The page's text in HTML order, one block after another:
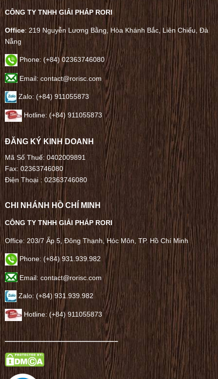
CÔNG TY TNHH GIẢI PHÁP RORI
Office: 219 Nguyễn Lương Bằng, Hòa Khánh Bắc, Liên Chiểu, Đà
Nẵng
Phone:(+84) 02363746080
Email: contact@rorisc.com
Zalo: (+84) 911055873
Hotline: (+84) 911055873
ĐĂNG KÝ KINH DOANH
Mã Số Thuế: 0402009891
Fax: 02363746080
Điện Thoại :02363746080
CHI NHÁNH HỒ CHÍ MINH
CÔNG TY TNHH GIẢI PHÁP RORI
Office: 203/7 Ấp 5, Đông Thạnh, Hóc Môn, TP. Hồ Chí Minh
Phone: (+84) 931.939.982
Email: contact@rorisc.com
Zalo: (+84) 931.939.982
Hotline: (+84) 911055873
——————————————–